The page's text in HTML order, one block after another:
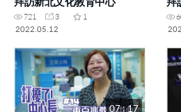
721 3
1
2022.05.12
07 : 17